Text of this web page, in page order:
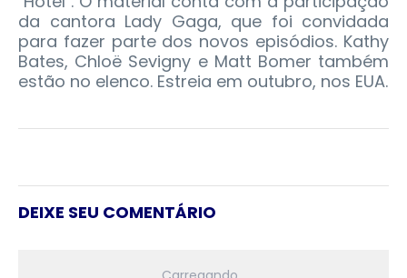
da cantora Lady Gaga, que foi convidada
para fazer parte dos novos episódios. Kathy
Bates, Chloë Sevigny e Matt Bomer também
estão no elenco. Estreia em outubro, nos EUA.
DEIXE SEU COMENTÁRIO